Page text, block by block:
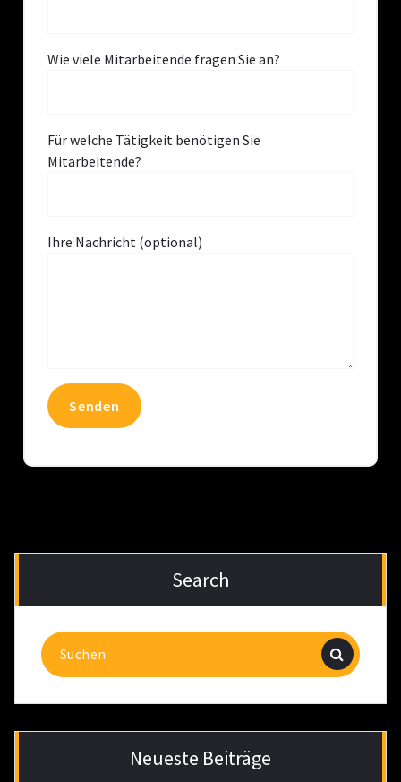
Wie viele Mitarbeitende fragen Sie an?
Für welche Tätigkeit benötigen Sie
Mitarbeitende?
Ihre Nachricht (optional)
Search
Suchen
nach:
Neueste Beiträge